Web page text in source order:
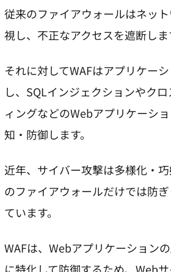
従来のファイアウォールはネッ
視し、不正なアクセスを遮断しま
それに対してWAFはアプリケー
し、SQLインジェクションやク
ィングなどのWebアプリケーシ
知・防御します。
近年、サイバー攻撃は多様化・
のファイアウォールだけでは防
ています。
WAFは、Webアプリケーション